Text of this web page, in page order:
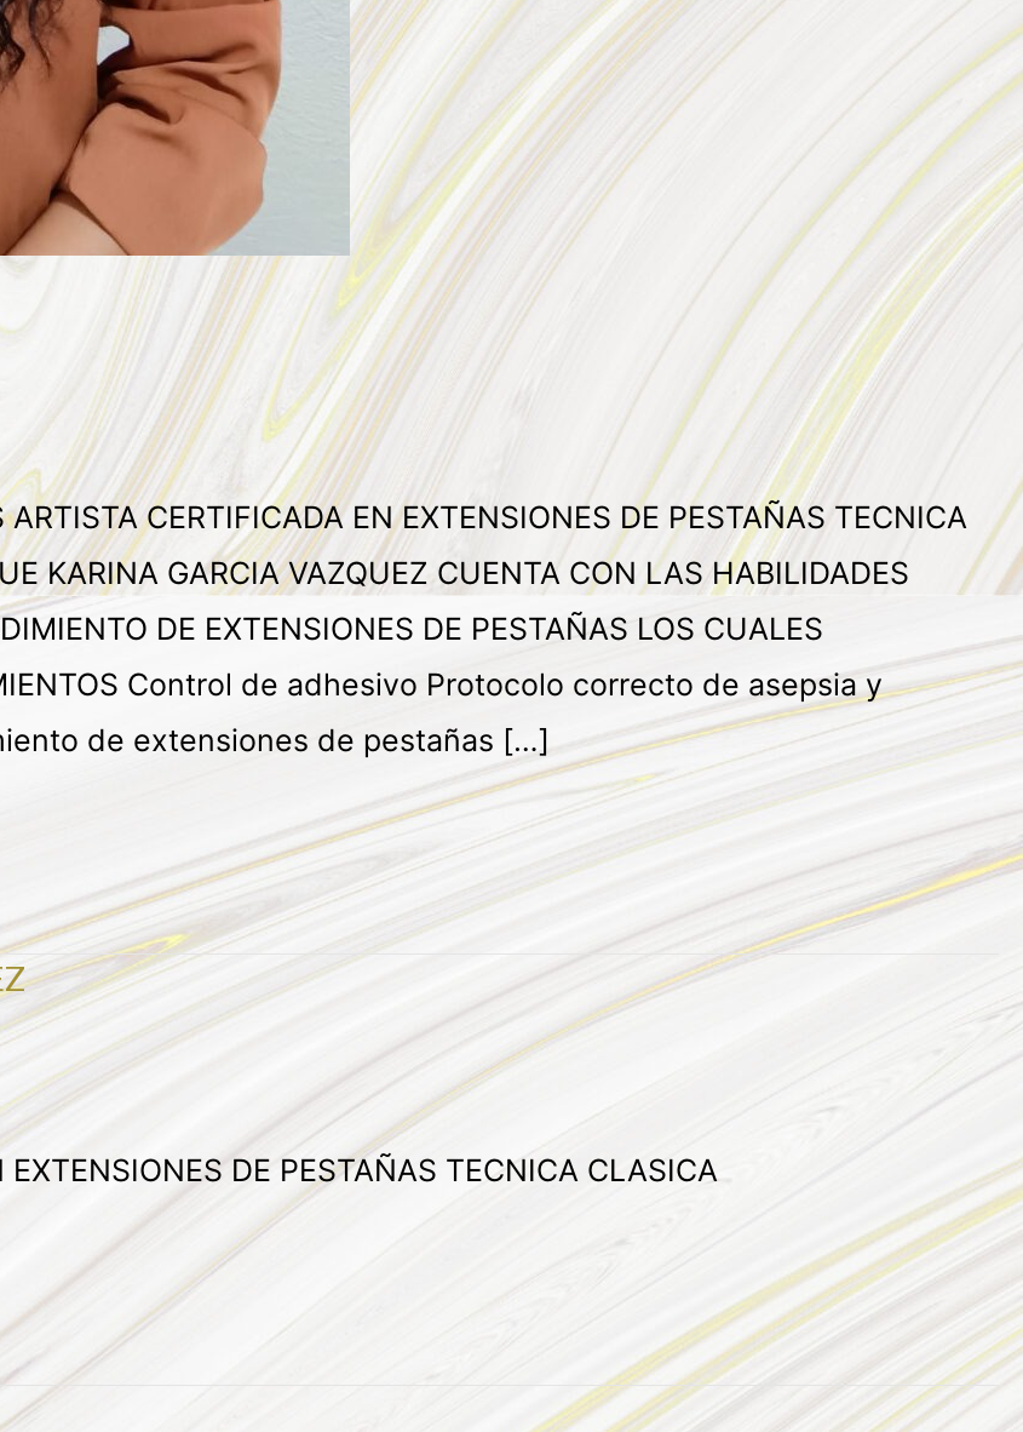
CERTIFICADA EN EXTENSIONES DE PESTAÑAS TECNICA
KARINA GARCIA VAZQUEZ CUENTA CON LAS HABILIDADES
DE EXTENSIONES DE PESTAÑAS LOS CUALES
Control de adhesivo Protocolo correcto de asepsia y
de extensiones de pestañas […]
DE PESTAÑAS TECNICA CLASICA